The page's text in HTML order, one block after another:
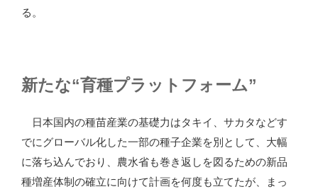
る。
新たな“育種プラットフォーム”
日本国内の種苗産業の基礎力はタキイ、サカタなどす
でにグローバル化した一部の種子企業を別として、大幅
に落ち込んでおり、農水省も巻き返しを図るための新品
種増産体制の確立に向けて計画を何度も立てたが、まっ